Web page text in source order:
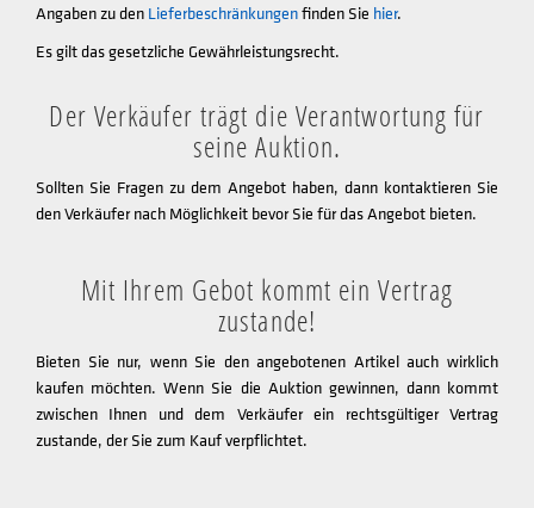
Angaben zu den Lieferbeschränkungenfinden Sie hier.
Es gilt das gesetzliche Gewährleistungsrecht.
Der Verkäufer trägt die Verantwortung für
seine Auktion.
Sollten Sie Fragen zu dem Angebot haben, dann kontaktieren Sie
den Verkäufer nach Möglichkeit bevor Sie für das Angebot bieten.
Mit Ihrem Gebot kommt ein Vertrag
zustande!
Bieten Sie nur, wenn Sie den angebotenen Artikel auch wirklich
kaufen möchten. Wenn Sie die Auktion gewinnen, dann kommt
zwischen Ihnen und dem Verkäufer ein rechtsgültiger Vertrag
zustande, der Sie zum Kauf verpflichtet.